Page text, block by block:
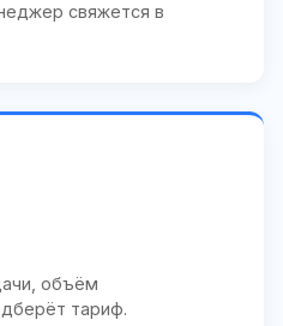
свяжется в
объём
тариф.